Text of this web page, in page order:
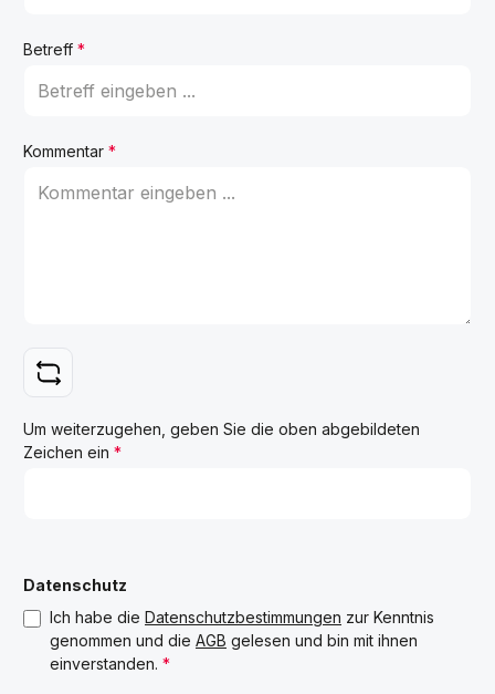
Betreff *
Kommentar *
Um weiterzugehen, geben Sie die oben abgebildeten
Zeichen ein *
Datenschutz
Ich habe die Datenschutzbestimmungen zur Kenntnis
genommen und die AGB gelesen und bin mit ihnen
einverstanden. *